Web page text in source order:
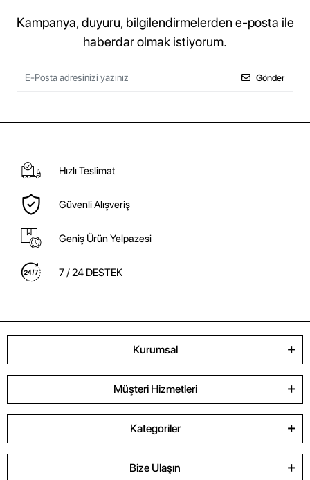
Kampanya, duyuru, bilgilendirmelerden e-posta ile
haberdar olmak istiyorum.
Gönder
Hızlı Teslimat
Güvenli Alışveriş
Geniş Ürün Yelpazesi
7 / 24 DESTEK
Kurumsal
Müşteri Hizmetleri
Kategoriler
Bize Ulaşın